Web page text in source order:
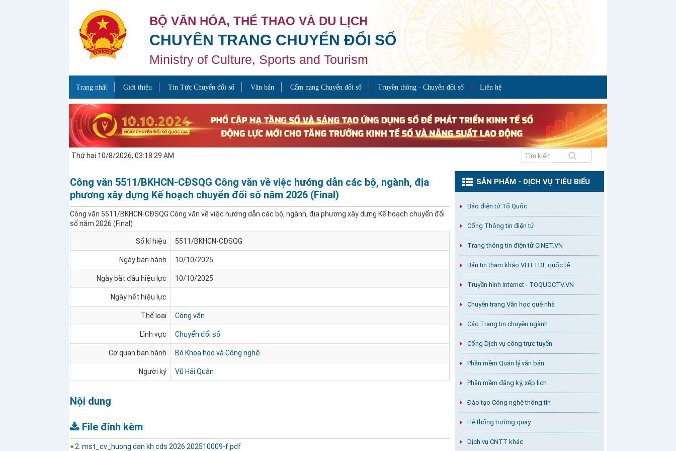
BỘ VĂN HÓA, THỂ THAO VÀ DU LỊCH
CHUYÊN TRANG CHUYỂN ĐỔI SỐ
Ministry of Culture, Sports and Tourism
Trang nhất Giới thiệu Tin Tức Chuyển đổi số Văn bản Cẩm nang Chuyển đổi số Truyền thông - Chuyển đổi số Liên hệ
Thứ hai 10/8/2026, 03:18:29 AM
Công văn 5511/BKHCN-CĐSQG Công văn về việc hướng dẫn các bộ, ngành, địa
phương xây dựng Kế hoạch chuyển đổi số năm 2026 (Final)
Công văn 5511/BKHCN-CĐSQG Công văn về việc hướng dẫn các bộ, ngành, địa phương xây dựng Kế hoạch chuyển đổi
số năm 2026 (Final)
Số kí hiệu 5511/BKHCN-CĐSQG
Ngày ban hành 10/10/2025
Ngày bắt đầu hiệu lực 10/10/2025
Ngày hết hiệu lực
Thể loại Công văn
Lĩnh vực Chuyển đổi số
Cơ quan ban hành Bộ Khoa học và Công nghệ
Người ký Vũ Hải Quân
Nội dung
File đính kèm
2. mst_cv_huong dan kh cds 2026 202510009-f.pdf
SẢN PHẨM - DỊCH VỤ TIÊU BIỂU
Báo điện tử Tổ Quốc
Cổng Thông tin điện tử
Trang thông tin điện tử CINET.VN
Bản tin tham khảo VHTTDL quốc tế
Truyền hình Internet - TOQUOCTV.VN
Chuyên trang Văn học quê nhà
Các Trang tin chuyên ngành
Cổng Dịch vụ công trực tuyến
Phần mềm Quản lý văn bản
Phần mềm đăng ký, xếp lịch
Đào tạo Công nghệ thông tin
Hệ thống trường quay
Dịch vụ CNTT khác